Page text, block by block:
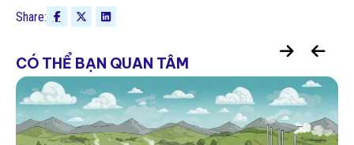
Share:
CÓ THỂ BẠN QUAN TÂM
Công cụ & Nền tảng Quản lý Phát thải
GHG: Lựa chọn nào cho Doanh nghiệp